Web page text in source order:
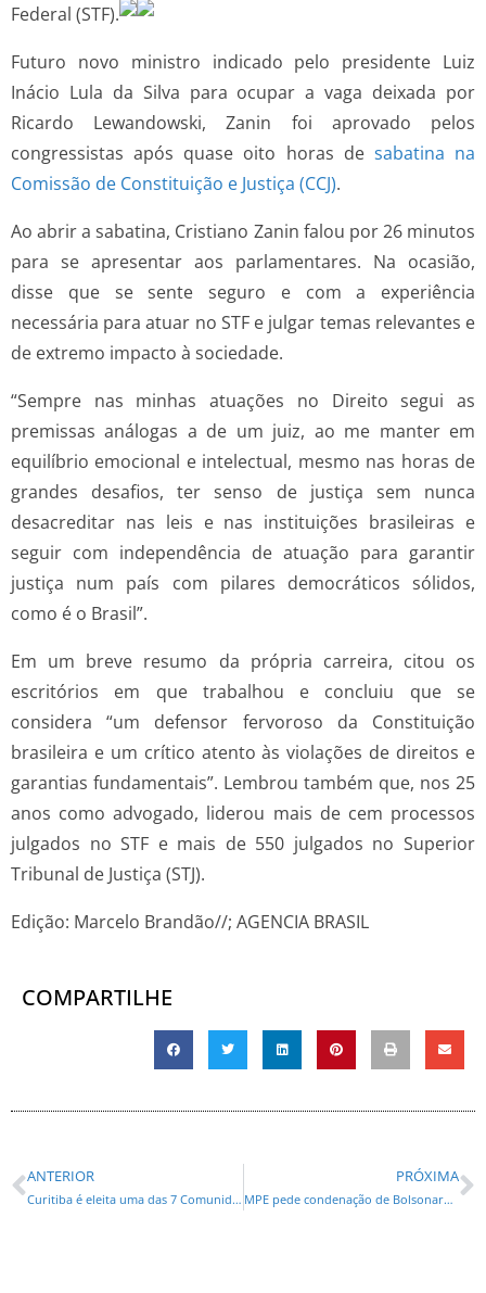
Federal (STF).
Futuro novo ministro indicado pelo presidente Luiz
Inácio Lula da Silva para ocupar a vaga deixada por
Ricardo Lewandowski, Zanin foi aprovado pelos
congressistas após quase oito horas de sabatina na
Comissão de Constituição e Justiça (CCJ).
Ao abrir a sabatina, Cristiano Zanin falou por 26 minutos
para se apresentar aos parlamentares. Na ocasião,
disse que se sente seguro e com a experiência
necessária para atuar no STF e julgar temas relevantes e
de extremo impacto à sociedade.
“Sempre nas minhas atuações no Direito segui as
premissas análogas a de um juiz, ao me manter em
equilíbrio emocional e intelectual, mesmo nas horas de
grandes desafios, ter senso de justiça sem nunca
desacreditar nas leis e nas instituições brasileiras e
seguir com independência de atuação para garantir
justiça num país com pilares democráticos sólidos,
como é o Brasil”.
Em um breve resumo da própria carreira, citou os
escritórios em que trabalhou e concluiu que se
considera “um defensor fervoroso da Constituição
brasileira e um crítico atento às violações de direitos e
garantias fundamentais”. Lembrou também que, nos 25
anos como advogado, liderou mais de cem processos
julgados no STF e mais de 550 julgados no Superior
Tribunal de Justiça (STJ).
Edição: Marcelo Brandão//; AGENCIA BRASIL
COMPARTILHE
ANTERIOR
Curitiba é eleita uma das 7 Comunidades Mais Inteligentes do Mundo
PRÓXIMA
MPE pede condenação de Bolsonaro por reunião com embaixadores